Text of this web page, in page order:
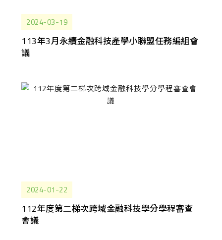
2024-03-19
113年3月永續金融科技產學小聯盟任務編組會
議
2024-01-22
112年度第二梯次跨域金融科技學分學程審查
會議